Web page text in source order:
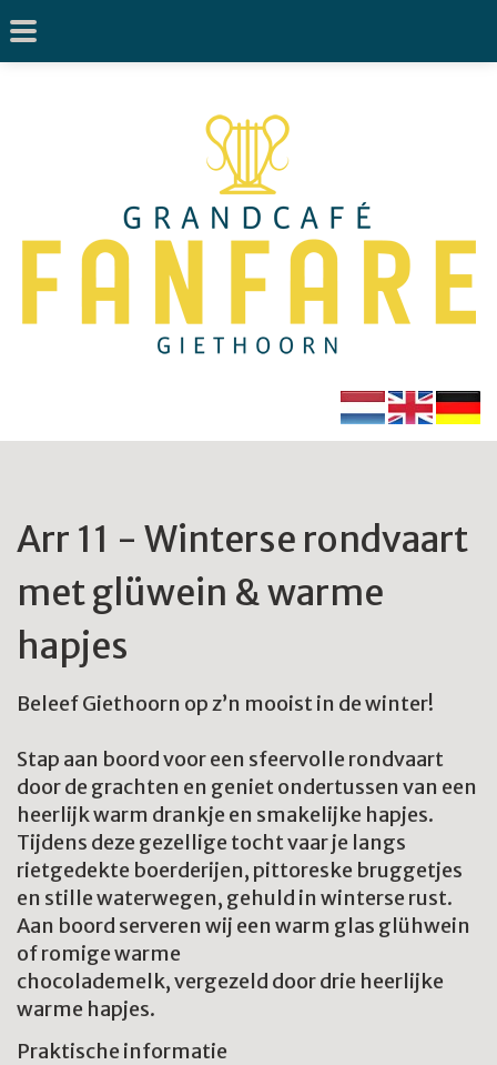
Arr 11 - Winterse rondvaart
met glüwein & warme
hapjes
Beleef Giethoorn op z’n mooist in de winter!
Stap aan boord voor een sfeervolle rondvaart
door de grachten en geniet ondertussen van een
heerlijk warm drankje en smakelijke hapjes.
Tijdens deze gezellige tocht vaar je langs
rietgedekte boerderijen, pittoreske bruggetjes
en stille waterwegen, gehuld in winterse rust.
Aan boord serveren wij een warm glas glühwein
of romige warme
chocolademelk, vergezeld door drie heerlijke
warme hapjes.
Praktische informatie